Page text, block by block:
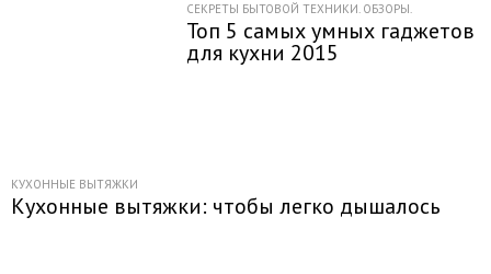
СЕКРЕТЫ БЫТОВОЙ ТЕХНИКИ. ОБЗОРЫ.
Топ 5 самых умных гаджетов
для кухни 2015
КУХОННЫЕ ВЫТЯЖКИ
Кухонные вытяжки: чтобы легко дышалось